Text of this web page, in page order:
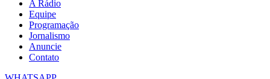
A Rádio
Equipe
Programação
Jornalismo
Anuncie
Contato